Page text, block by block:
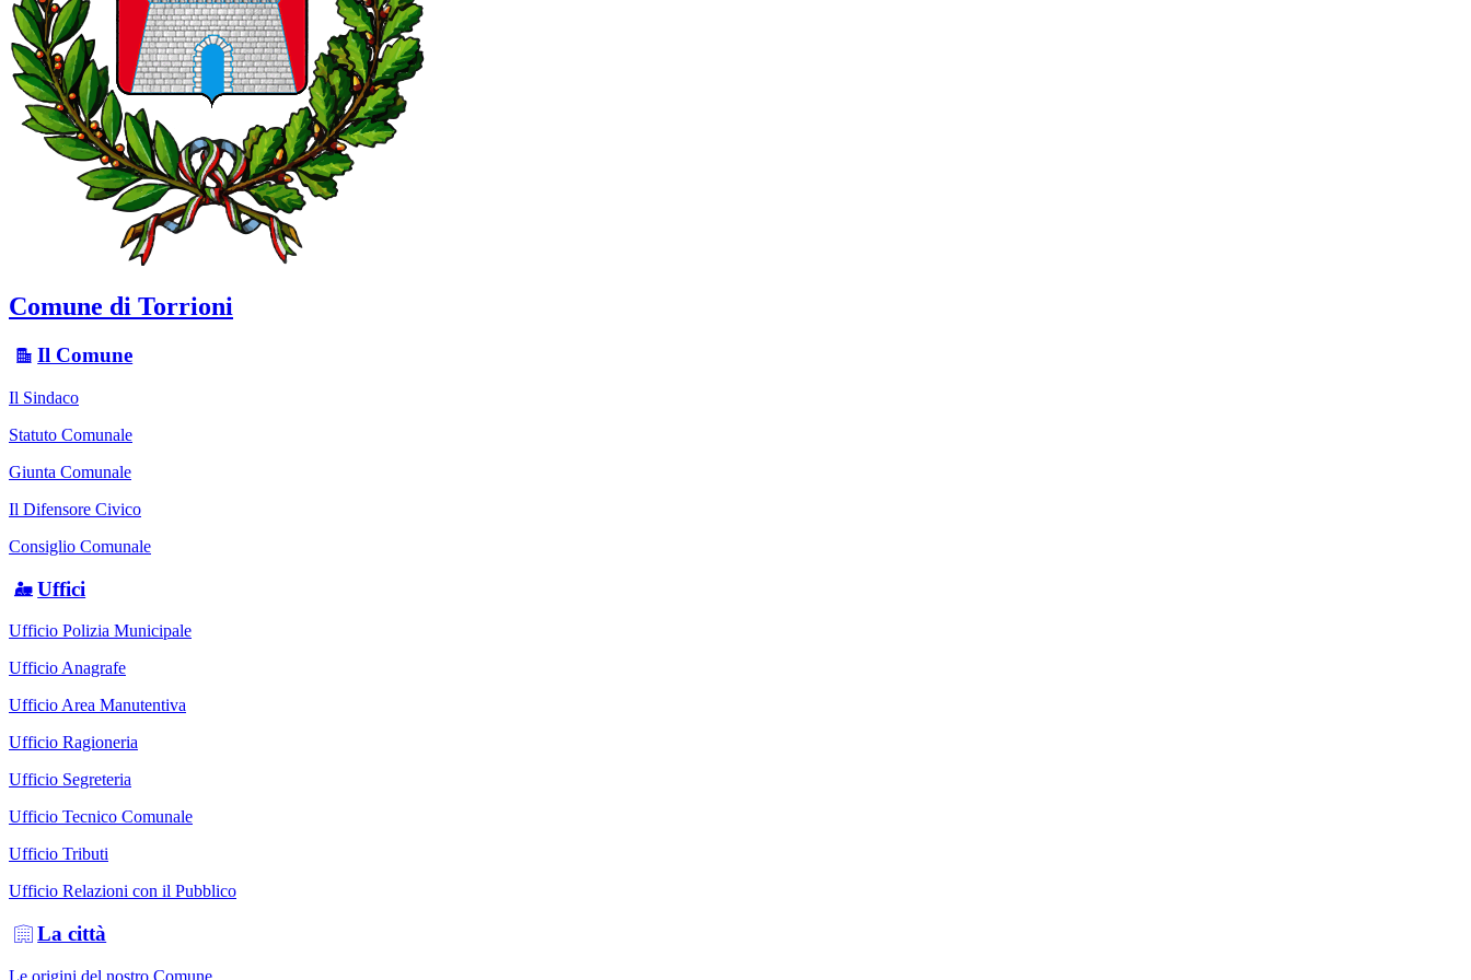
Comune di Torrioni
Il Comune
Il Sindaco
Statuto Comunale
Giunta Comunale
Il Difensore Civico
Consiglio Comunale
Uffici
Ufficio Polizia Municipale
Ufficio Anagrafe
Ufficio Area Manutentiva
Ufficio Ragioneria
Ufficio Segreteria
Ufficio Tecnico Comunale
Ufficio Tributi
Ufficio Relazioni con il Pubblico
La città
Le origini del nostro Comune